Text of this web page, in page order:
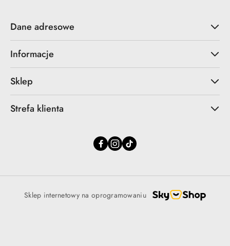
Dane adresowe
Informacje
Sklep
Strefa klienta
Sklep internetowy na oprogramowaniu